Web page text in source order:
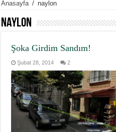
Anasayfa / naylon
naylon
Şoka Girdim Sandım!
Şubat 28, 2014 2